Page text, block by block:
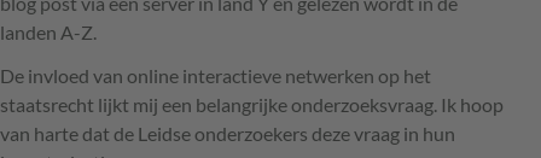
landen A-Z.
De invloed van online interactieve netwerken op het
staatsrecht lijkt mij een belangrijke onderzoeksvraag. Ik hoop
van harte dat de Leidse onderzoekers deze vraag in hun